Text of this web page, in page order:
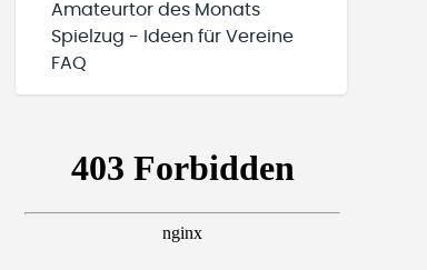
Amateurtor des Monats
Spielzug - Ideen für Vereine
FAQ